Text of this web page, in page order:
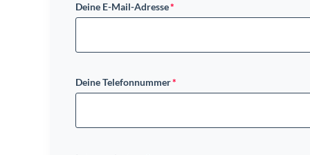
Deine E-Mail-Adresse
Deine Telefonnummer